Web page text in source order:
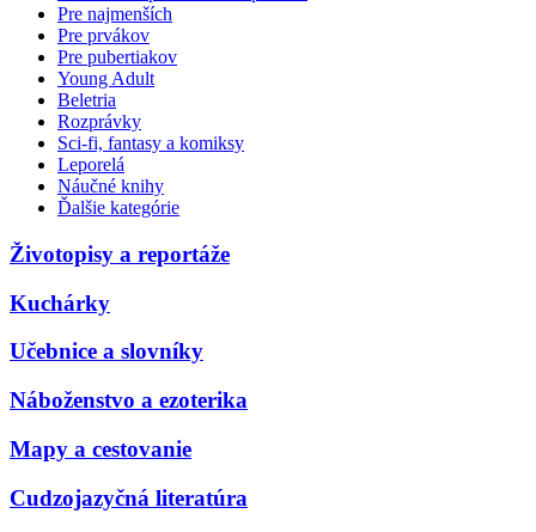
Pre najmenších
Pre prvákov
Pre pubertiakov
Young Adult
Beletria
Rozprávky
Sci-fi, fantasy a komiksy
Leporelá
Náučné knihy
Ďalšie kategórie
Životopisy a reportáže
Kuchárky
Učebnice a slovníky
Náboženstvo a ezoterika
Mapy a cestovanie
Cudzojazyčná literatúra